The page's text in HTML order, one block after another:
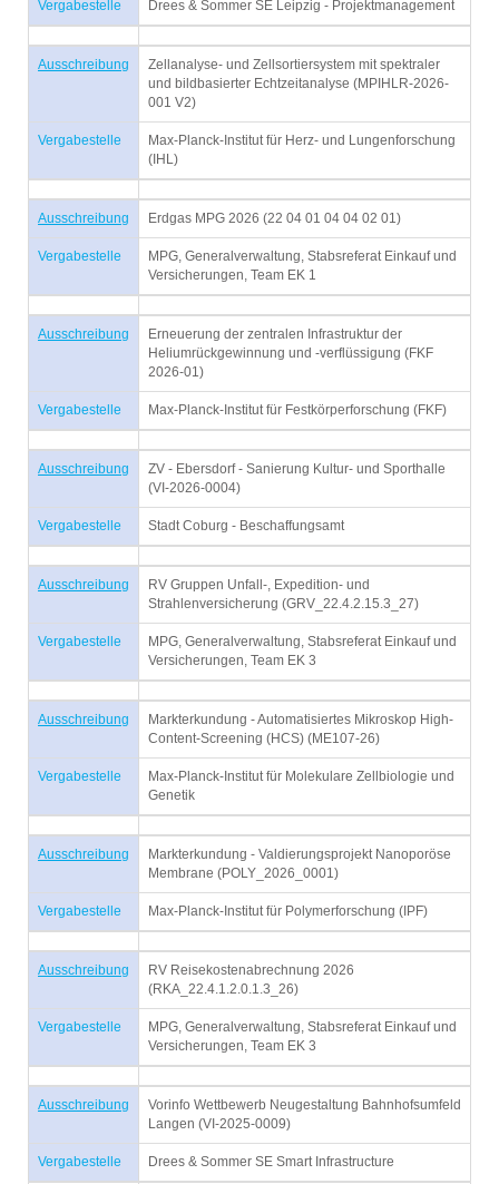
Vergabestelle Drees & Sommer SE Leipzig - Projektmanagement
Ausschreibung
Zellanalyse- und Zellsortiersystem mit spektraler
und bildbasierter Echtzeitanalyse (MPIHLR-2026-
001 V2)
Vergabestelle
Max-Planck-Institut für Herz- und Lungenforschung
(IHL)
Ausschreibung Erdgas MPG 2026 (22 04 01 04 04 02 01)
Vergabestelle
MPG, Generalverwaltung, Stabsreferat Einkauf und
Versicherungen, Team EK 1
Ausschreibung
Erneuerung der zentralen Infrastruktur der
Heliumrückgewinnung und -verflüssigung (FKF
2026-01)
Vergabestelle Max-Planck-Institut für Festkörperforschung (FKF)
Ausschreibung
ZV - Ebersdorf - Sanierung Kultur- und Sporthalle
(VI-2026-0004)
Vergabestelle Stadt Coburg - Beschaffungsamt
Ausschreibung
RV Gruppen Unfall-, Expedition- und
Strahlenversicherung (GRV_22.4.2.15.3_27)
Vergabestelle
MPG, Generalverwaltung, Stabsreferat Einkauf und
Versicherungen, Team EK 3
Ausschreibung
Markterkundung - Automatisiertes Mikroskop High-
Content-Screening (HCS) (ME107-26)
Vergabestelle
Max-Planck-Institut für Molekulare Zellbiologie und
Genetik
Ausschreibung
Markterkundung - Valdierungsprojekt Nanoporöse
Membrane (POLY_2026_0001)
Vergabestelle Max-Planck-Institut für Polymerforschung (IPF)
Ausschreibung
RV Reisekostenabrechnung 2026
(RKA_22.4.1.2.0.1.3_26)
Vergabestelle
MPG, Generalverwaltung, Stabsreferat Einkauf und
Versicherungen, Team EK 3
Ausschreibung
Vorinfo Wettbewerb Neugestaltung Bahnhofsumfeld
Langen (VI-2025-0009)
Vergabestelle Drees & Sommer SE Smart Infrastructure